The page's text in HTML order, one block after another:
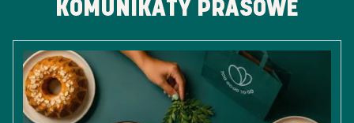
KOMUNIKATY PRASOWE